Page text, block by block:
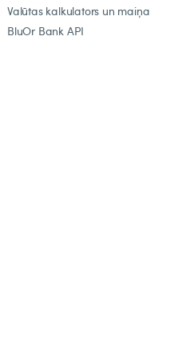
Valūtas kalkulators un maiņa
BluOr Bank API